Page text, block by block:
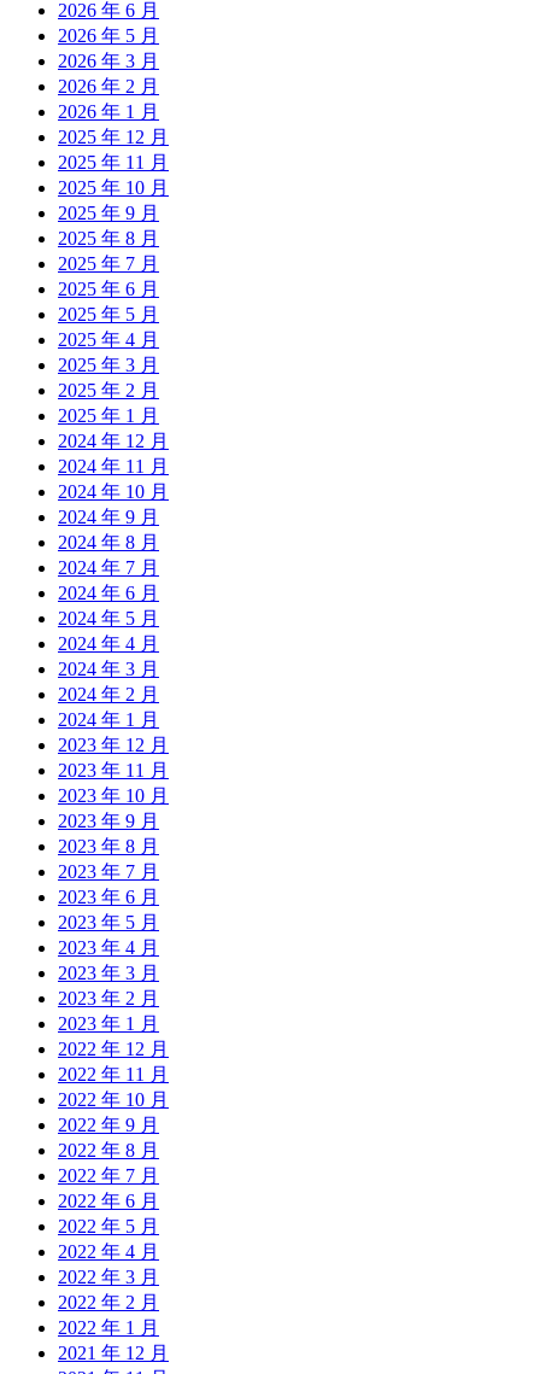
2026 年 6 月
2026 年 5 月
2026 年 3 月
2026 年 2 月
2026 年 1 月
2025 年 12 月
2025 年 11 月
2025 年 10 月
2025 年 9 月
2025 年 8 月
2025 年 7 月
2025 年 6 月
2025 年 5 月
2025 年 4 月
2025 年 3 月
2025 年 2 月
2025 年 1 月
2024 年 12 月
2024 年 11 月
2024 年 10 月
2024 年 9 月
2024 年 8 月
2024 年 7 月
2024 年 6 月
2024 年 5 月
2024 年 4 月
2024 年 3 月
2024 年 2 月
2024 年 1 月
2023 年 12 月
2023 年 11 月
2023 年 10 月
2023 年 9 月
2023 年 8 月
2023 年 7 月
2023 年 6 月
2023 年 5 月
2023 年 4 月
2023 年 3 月
2023 年 2 月
2023 年 1 月
2022 年 12 月
2022 年 11 月
2022 年 10 月
2022 年 9 月
2022 年 8 月
2022 年 7 月
2022 年 6 月
2022 年 5 月
2022 年 4 月
2022 年 3 月
2022 年 2 月
2022 年 1 月
2021 年 12 月